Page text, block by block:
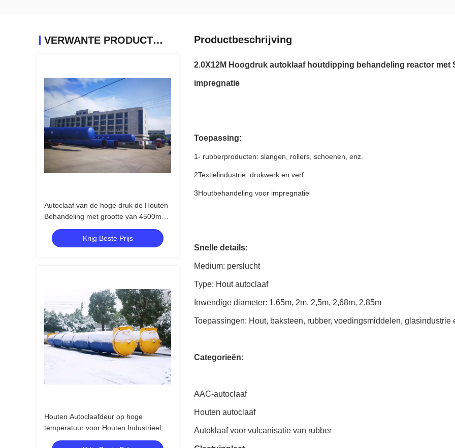
VERWANTE PRODUCTEN
Autoclaaf van de hoge druk de Houten
Behandeling met grootte van 4500mm,
geschikt voor CCA vloeistof
Krijg Beste Prijs
Houten Autoclaafdeur op hoge
temperatuur voor Houten Industrieel,
hoge druk en hoog - kwaliteit
Productbeschrijving
2.0X12M Hoogdruk autoklaaf houtdipping behandeling reactor
impregnatie
Toepassing:
1- rubberproducten: slangen, rollers, schoenen, enz.
2Textielindustrie: drukwerk en verf
3Houtbehandeling voor impregnatie
Snelle details:
Medium: perslucht
Type: Hout autoclaaf
Inwendige diameter: 1,65m, 2m, 2,5m, 2,68m, 2,85m
Toepassingen: Hout, baksteen, rubber, voedingsmiddelen, glasindustrie
Categorieën:
AAC-autoclaaf
Houten autoclaaf
Autoklaaf voor vulcanisatie van rubber